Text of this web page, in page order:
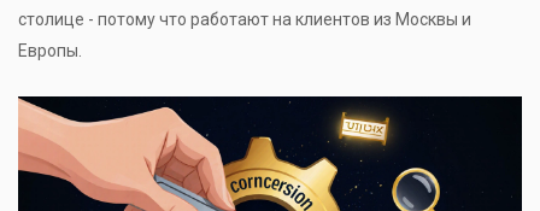
столице - потому что работают на клиентов из Москвы и
Европы.